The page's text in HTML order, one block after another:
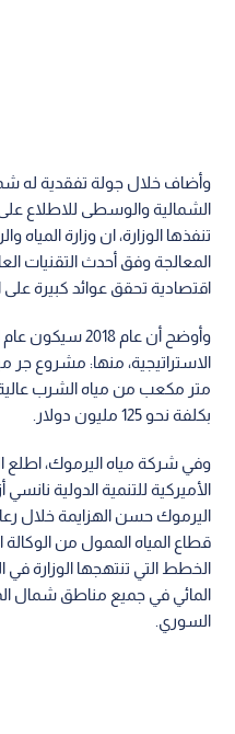
وأضاف خلال جولة تفقدية له
الشمالية والوسطى للاطلاع
تنفذها الوزارة، ان وزارة المياه
المعالجة وفق أحدث التقنيات
اقتصادية تحقق عوائد كبيرة على
وأوضح أن عام
متر مكعب من مياه الشرب
بكلفة نحو 125 مليون دولار.
وفي شركة مياه اليرموك، اطلع
الأميركية للتنمية الدولية
اليرموك حسن الهزايمة خلال
الخطط التي تنتهجها الوزارة
المائي في جميع مناطق شمال
السوري.